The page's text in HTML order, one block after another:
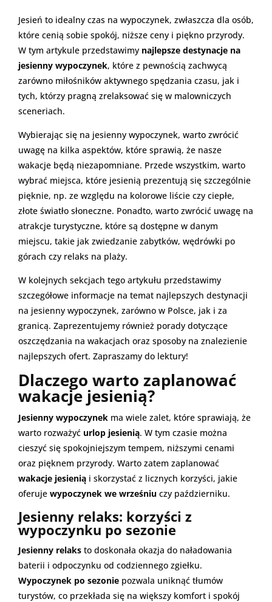
Jesień to idealny czas na wypoczynek, zwłaszcza dla osób,
które cenią sobie spokój, niższe ceny i piękno przyrody.
W tym artykule przedstawimy najlepsze destynacje na
jesienny wypoczynek, które z pewnością zachwycą
zarówno miłośników aktywnego spędzania czasu, jak i
tych, którzy pragną zrelaksować się w malowniczych
sceneriach.
Wybierając się na jesienny wypoczynek, warto zwrócić
uwagę na kilka aspektów, które sprawią, że nasze
wakacje będą niezapomniane. Przede wszystkim, warto
wybrać miejsca, które jesienią prezentują się szczególnie
pięknie, np. ze względu na kolorowe liście czy ciepłe,
złote światło słoneczne. Ponadto, warto zwrócić uwagę na
atrakcje turystyczne, które są dostępne w danym
miejscu, takie jak zwiedzanie zabytków, wędrówki po
górach czy relaks na plaży.
W kolejnych sekcjach tego artykułu przedstawimy
szczegółowe informacje na temat najlepszych destynacji
na jesienny wypoczynek, zarówno w Polsce, jak i za
granicą. Zaprezentujemy również porady dotyczące
oszczędzania na wakacjach oraz sposoby na znalezienie
najlepszych ofert. Zapraszamy do lektury!
Dlaczego warto zaplanować
wakacje jesienią?
Jesienny wypoczynek ma wiele zalet, które sprawiają, że
warto rozważyć urlop jesienią. W tym czasie można
cieszyć się spokojniejszym tempem, niższymi cenami
oraz pięknem przyrody. Warto zatem zaplanować
wakacje jesienią i skorzystać z licznych korzyści, jakie
oferuje wypoczynek we wrześniu czy październiku.
Jesienny relaks: korzyści z
wypoczynku po sezonie
Jesienny relaks to doskonała okazja do naładowania
baterii i odpoczynku od codziennego zgiełku.
Wypoczynek po sezonie pozwala uniknąć tłumów
turystów, co przekłada się na większy komfort i spokój